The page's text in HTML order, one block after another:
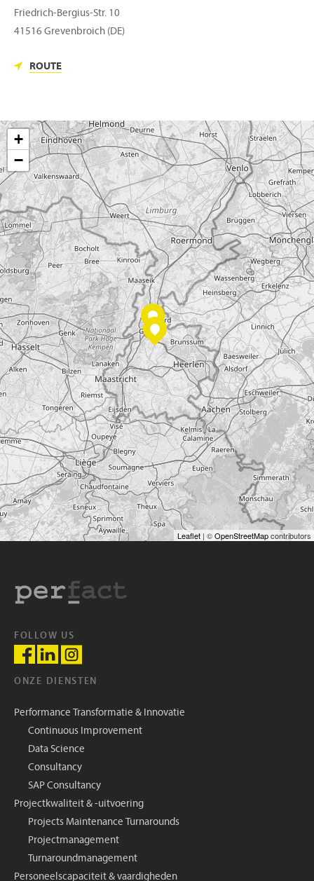
Friedrich-Bergius-Str. 10
41516 Grevenbroich (DE)
ROUTE
+
−
Leaflet | ©OpenStreetMapcontributors
FOLLOW US
ONZE DIENSTEN
Performance Transformatie & Innovatie
Continuous Improvement
Data Science
Consultancy
SAP Consultancy
Projectkwaliteit & -uitvoering
Projects Maintenance Turnarounds
Projectmanagement
Turnaroundmanagement
Personeelscapaciteit & vaardigheden